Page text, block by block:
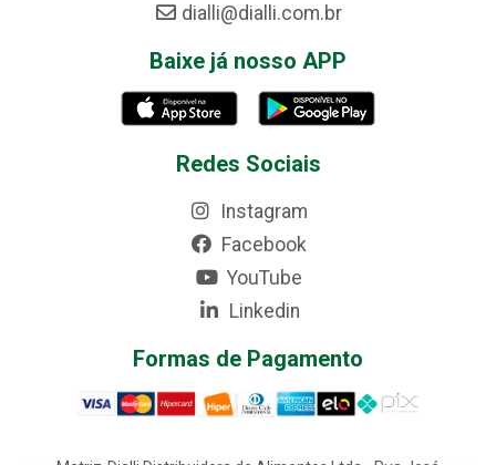
dialli@dialli.com.br
Baixe já nosso APP
Redes Sociais
Instagram
Facebook
YouTube
Linkedin
Formas de Pagamento